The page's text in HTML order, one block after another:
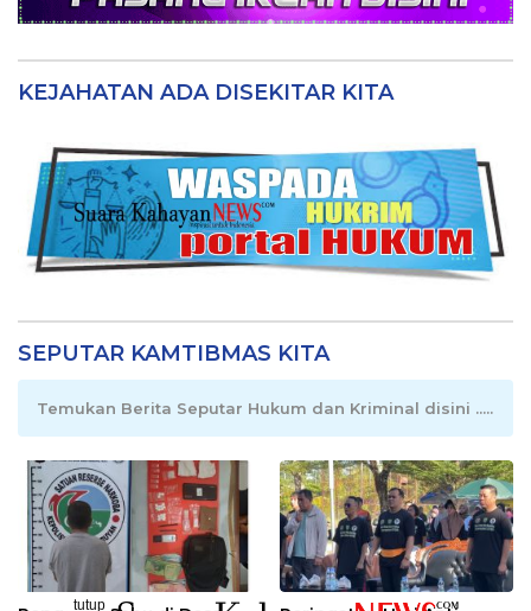
KEJAHATAN ADA DISEKITAR KITA
SEPUTAR KAMTIBMAS KITA
Temukan Berita Seputar Hukum dan Kriminal disini .....
tutup